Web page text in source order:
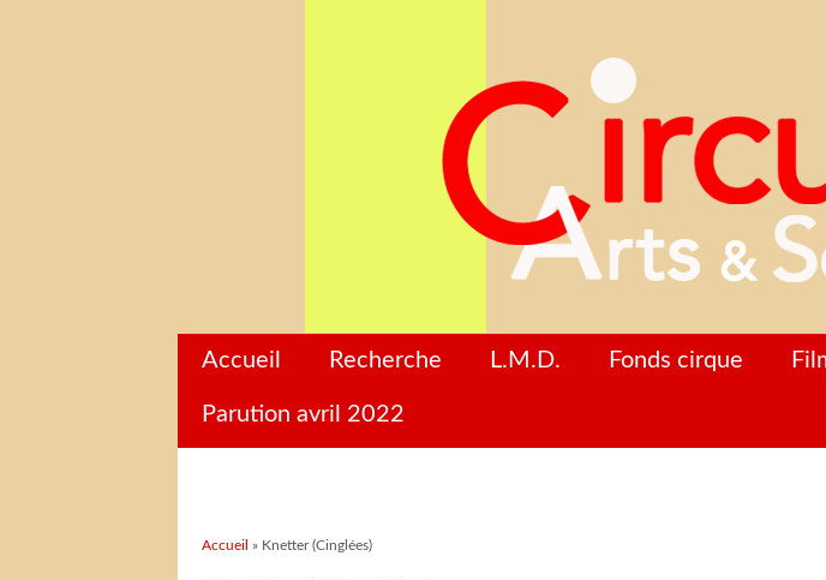
Accueil Recherche L.M.D. Fonds cirque
Parution avril 2022
Vous êtes ici
Accueil » Knetter (Cinglées)